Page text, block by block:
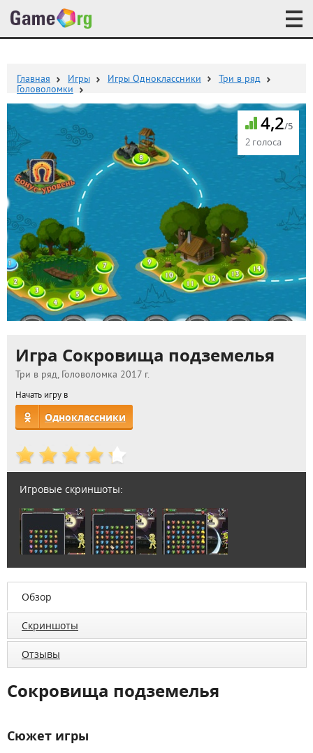
Главная Игры Игры Одноклассники
Три в ряд
Головоломки
4,2/5
2 голоса
Игра Сокровища подземелья
Три в ряд, Головоломка 2017 г.
Начать игру в
Одноклассники
Игровые скриншоты:
Обзор
Скриншоты
Отзывы
Сокровища подземелья
Сюжет игры